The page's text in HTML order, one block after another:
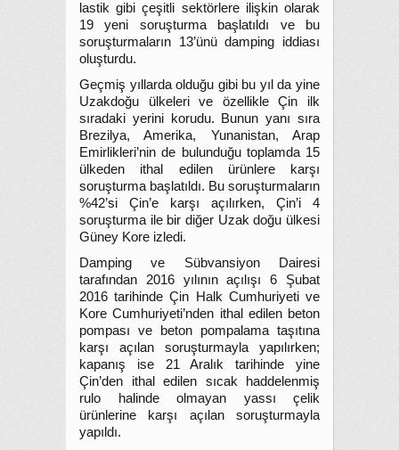
lastik gibi çeşitli sektörlere ilişkin olarak
19 yeni soruşturma başlatıldı ve bu
soruşturmaların 13’ünü damping iddiası
oluşturdu.
Geçmiş yıllarda olduğu gibi bu yıl da yine
Uzakdoğu ülkeleri ve özellikle Çin ilk
sıradaki yerini korudu. Bunun yanı sıra
Brezilya, Amerika, Yunanistan, Arap
Emirlikleri’nin de bulunduğu toplamda 15
ülkeden ithal edilen ürünlere karşı
soruşturma başlatıldı. Bu soruşturmaların
%42’si Çin’e karşı açılırken, Çin’i 4
soruşturma ile bir diğer Uzak doğu ülkesi
Güney Kore izledi.
Damping ve Sübvansiyon Dairesi
tarafından 2016 yılının açılışı 6 Şubat
2016 tarihinde Çin Halk Cumhuriyeti ve
Kore Cumhuriyeti’nden ithal edilen beton
pompası ve beton pompalama taşıtına
karşı açılan soruşturmayla yapılırken;
kapanış ise 21 Aralık tarihinde yine
Çin’den ithal edilen sıcak haddelenmiş
rulo halinde olmayan yassı çelik
ürünlerine karşı açılan soruşturmayla
yapıldı.